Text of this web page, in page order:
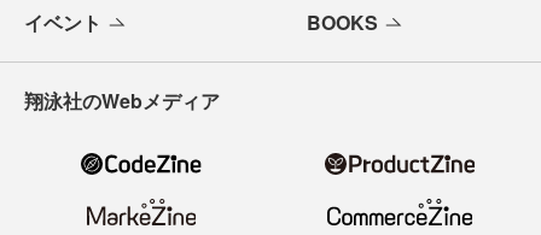
イベント BOOKS
翔泳社のWebメディア